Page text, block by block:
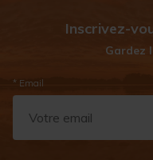
Inscrivez-
Gardez
* Email